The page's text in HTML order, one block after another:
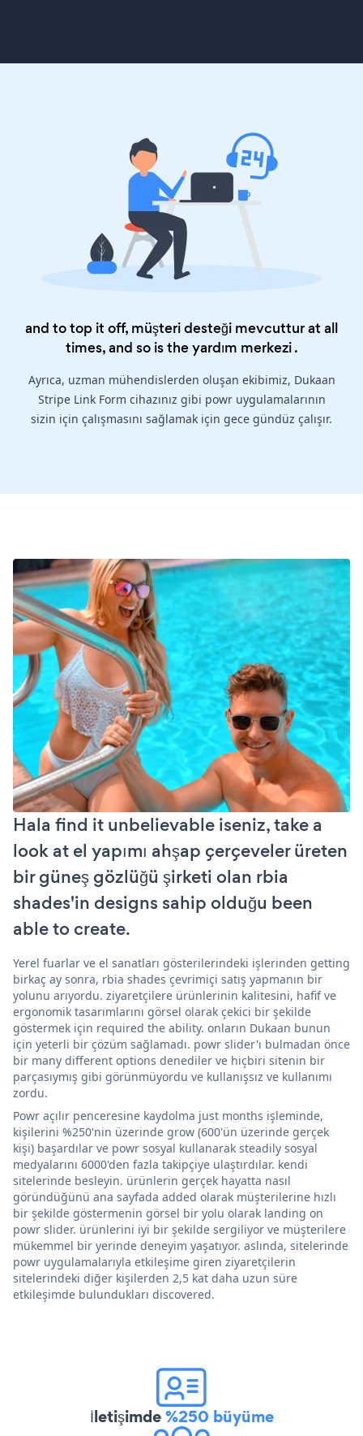
and to top it off, müşteri desteği mevcuttur at all
times, and so is theyardım merkezi.
Ayrıca, uzman mühendislerden oluşan ekibimiz, Dukaan
Stripe Link Form cihazınız gibi powr uygulamalarının
sizin için çalışmasını sağlamak için gece gündüz çalışır.
Hala find it unbelievable iseniz, take a
look at el yapımı ahşap çerçeveler üreten
bir güneş gözlüğü şirketi olan rbia
shades'in designs sahip olduğu been
able to create.
Yerel fuarlar ve el sanatları gösterilerindeki işlerinden getting
birkaç ay sonra, rbia shades çevrimiçi satış yapmanın bir
yolunu arıyordu. ziyaretçilere ürünlerinin kalitesini, hafif ve
ergonomik tasarımlarını görsel olarak çekici bir şekilde
göstermek için required the ability. onların Dukaan bunun
için yeterli bir çözüm sağlamadı. powr slider'ı bulmadan önce
bir many different options denediler ve hiçbiri sitenin bir
parçasıymış gibi görünmüyordu ve kullanışsız ve kullanımı
zordu.
Powr açılır penceresine kaydolma just months işleminde,
kişilerini %250'nin üzerinde grow (600'ün üzerinde gerçek
kişi) başardılar ve powr sosyal kullanarak steadily sosyal
medyalarını 6000'den fazla takipçiye ulaştırdılar. kendi
sitelerinde besleyin. ürünlerin gerçek hayatta nasıl
göründüğünü ana sayfada added olarak müşterilerine hızlı
bir şekilde göstermenin görsel bir yolu olarak landing on
powr slider. ürünlerini iyi bir şekilde sergiliyor ve müşterilere
mükemmel bir yerinde deneyim yaşatıyor. aslında, sitelerinde
powr uygulamalarıyla etkileşime giren ziyaretçilerin
sitelerindeki diğer kişilerden 2,5 kat daha uzun süre
etkileşimde bulundukları discovered.
İletişimde%250 büyüme